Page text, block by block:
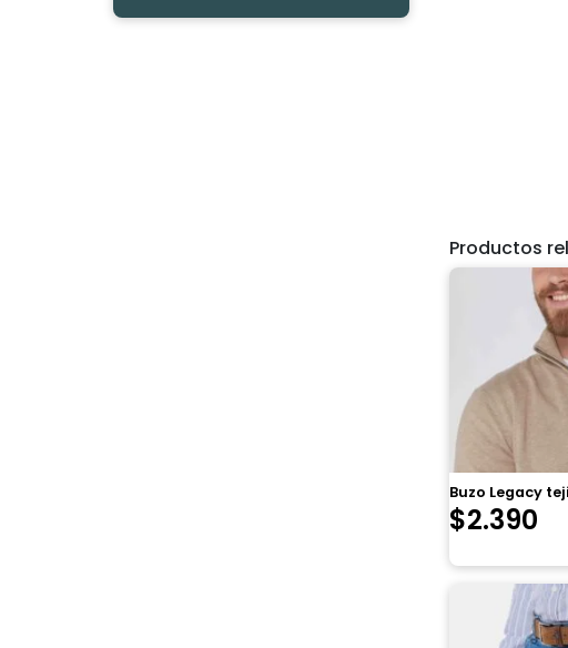
Productos
Buzo Legacy
$2.390